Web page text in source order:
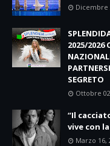
Dicembre
2025/2026
SEGRETO
Ottobre
“Il
vive con
Marzo 16,